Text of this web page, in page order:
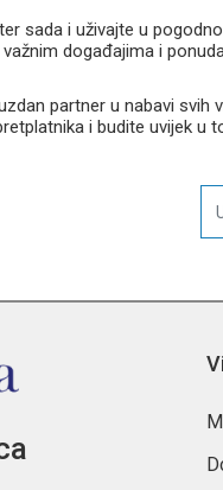
sada i uživajte u
događajima i
partner u nabavi
i budite uvijek